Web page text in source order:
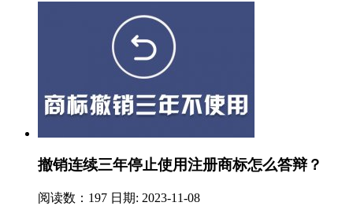
撤销连续三年停止使用注册商标怎么答辩？
阅读数：197 日期: 2023-11-08